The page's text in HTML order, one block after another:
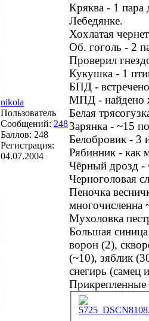
nikola
Пользователь
Сообщений: 248
Баллов: 248
Регистрация:
04.07.2004
Кряква - 1 пара
Лебедянке.
Хохлатая
Об. гоголь - 2
Проверил
Кукушка - 1
БПД -
МПД - найдено
Белая
Зарянка - ~15
Белобровик - 3
Рябинник - как
Чёрный дрозд -
Черноголовая
Пеночка
многочисленна
Мухоловка
Большая
ворон (2),
(~10), зяблик
снегирь (самец